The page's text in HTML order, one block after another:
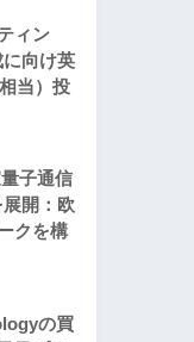
ィン
向け英
当）投
子通信
開：欧
クを構
の買